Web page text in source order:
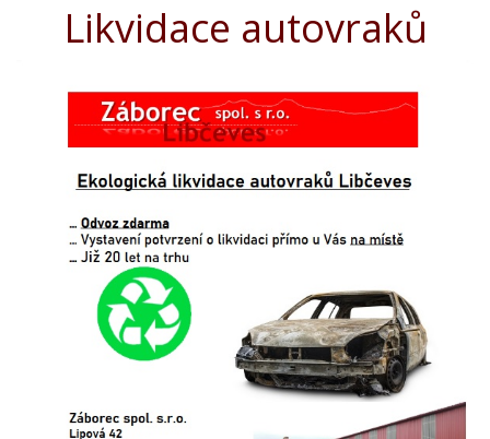
Likvidace autovraků